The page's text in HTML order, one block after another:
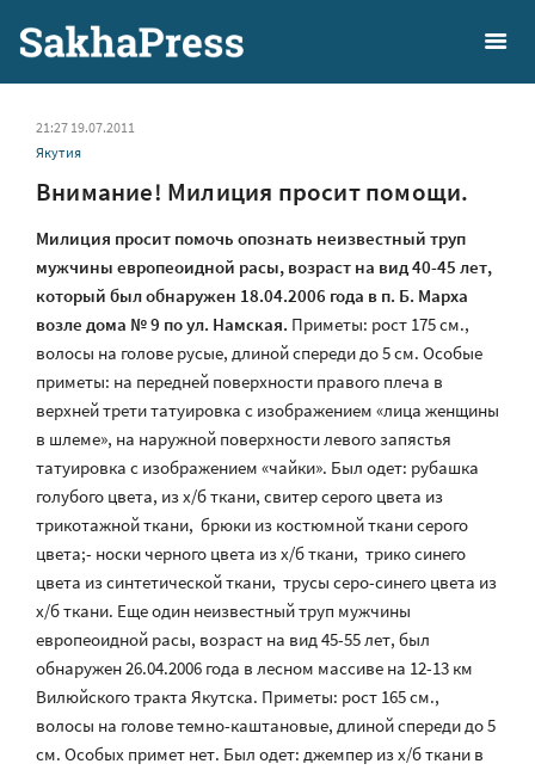
21:27 19.07.2011
Якутия
Внимание! Милиция просит помощи.
Милиция просит помочь опознать неизвестный труп
мужчины европеоидной расы, возраст на вид 40-45 лет,
который был обнаружен 18.04.2006 года в п. Б. Марха
возле дома № 9 по ул. Намская. Приметы: рост 175 см.,
волосы на голове русые, длиной спереди до 5 см. Особые
приметы: на передней поверхности правого плеча в
верхней трети татуировка с изображением «лица женщины
в шлеме», на наружной поверхности левого запястья
татуировка с изображением «чайки». Был одет: рубашка
голубого цвета, из х/б ткани, свитер серого цвета из
трикотажной ткани, брюки из костюмной ткани серого
цвета;- носки черного цвета из х/б ткани, трико синего
цвета из синтетической ткани, трусы серо-синего цвета из
х/б ткани. Еще один неизвестный труп мужчины
европеоидной расы, возраст на вид 45-55 лет, был
обнаружен 26.04.2006 года в лесном массиве на 12-13 км
Вилюйского тракта Якутска. Приметы: рост 165 см.,
волосы на голове темно-каштановые, длиной спереди до 5
см. Особых примет нет. Был одет: джемпер из х/б ткани в